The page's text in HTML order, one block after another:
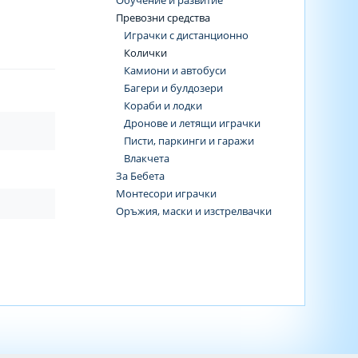
Превозни средства
Играчки с дистанционно
Колички
Камиони и автобуси
Багери и булдозери
Кораби и лодки
Дронове и летящи играчки
Писти, паркинги и гаражи
Влакчета
За Бебета
Монтесори играчки
Оръжия, маски и изстрелвачки